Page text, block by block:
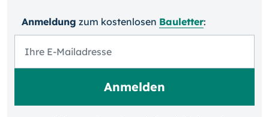
Anmeldung zum kosten­losen Bauletter: